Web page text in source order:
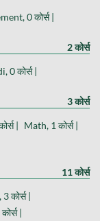
0 कोर्स |
2 कोर्स
0 कोर्स |
3 कोर्स
| Math, 1 कोर्स |
11 कोर्स
कोर्स |
|